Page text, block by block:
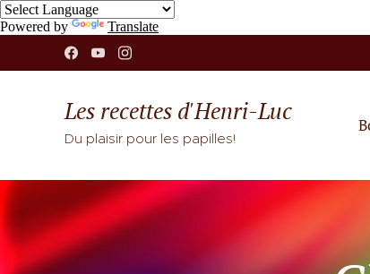
Powered by Translate
Les recettes d'Henri-Luc
Du plaisir pour les papilles!